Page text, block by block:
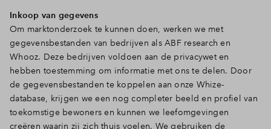
Inkoop van gegevens
Om marktonderzoek te kunnen doen, werken we met
gegevensbestanden van bedrijven als ABF research en
Whooz. Deze bedrijven voldoen aan de privacywet en
hebben toestemming om informatie met ons te delen. Door
de gegevensbestanden te koppelen aan onze Whize-
database, krijgen we een nog completer beeld en profiel van
toekomstige bewoners en kunnen we leefomgevingen
creëren waarin zij zich thuis voelen. We gebruiken de